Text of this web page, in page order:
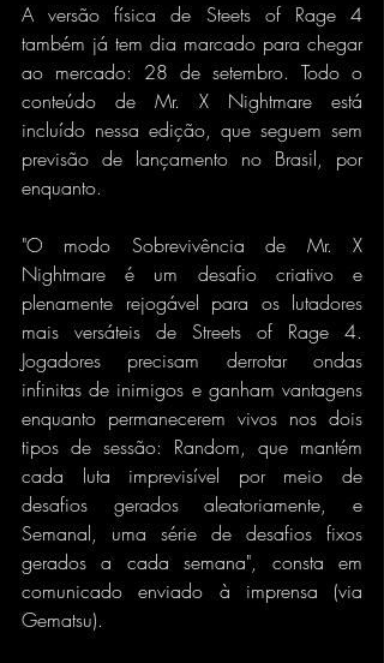
A versão física de Steets of Rage 4
também já tem dia marcado para chegar
ao mercado: 28 de setembro. Todo o
conteúdo de Mr. X Nightmare está
incluído nessa edição, que seguem sem
previsão de lançamento no Brasil, por
enquanto.
"O modo Sobrevivência de Mr. X
Nightmare é um desafio criativo e
plenamente rejogável para os lutadores
mais versáteis de Streets of Rage 4.
Jogadores precisam derrotar ondas
infinitas de inimigos e ganham vantagens
enquanto permanecerem vivos nos dois
tipos de sessão: Random, que mantém
cada luta imprevisível por meio de
desafios gerados aleatoriamente, e
Semanal, uma série de desafios fixos
gerados a cada semana", consta em
comunicado enviado à imprensa (via
Gematsu).